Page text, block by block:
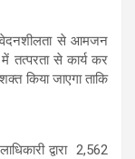
संवेदनशीलता से आमजन
तत्परता से कार्य कर
किया जाएगा ताकि
द्वारा 2,562